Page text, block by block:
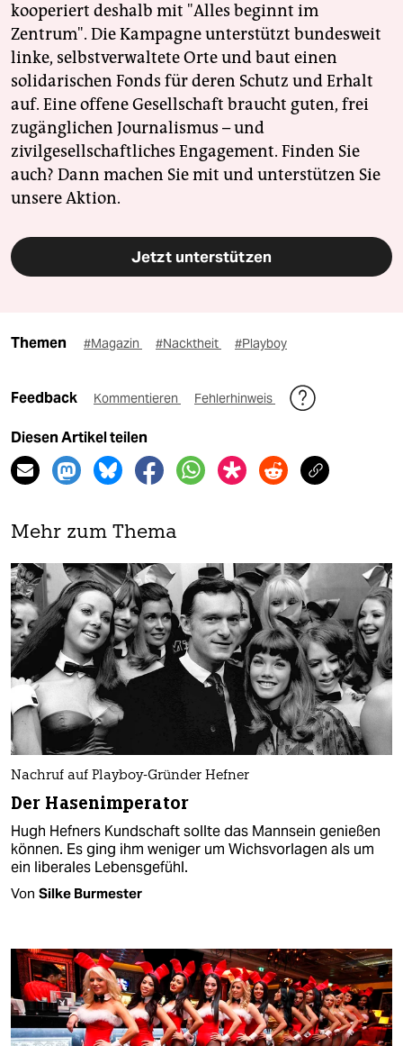
kooperiert deshalb mit "Alles beginnt im
Zentrum". Die Kampagne unterstützt bundesweit
linke, selbstverwaltete Orte und baut einen
solidarischen Fonds für deren Schutz und Erhalt
auf. Eine offene Gesellschaft braucht guten, frei
zugänglichen Journalismus – und
zivilgesellschaftliches Engagement. Finden Sie
auch? Dann machen Sie mit und unterstützen Sie
unsere Aktion.
Jetzt unterstützen
Themen #Magazin #Nacktheit #Playboy
Feedback Kommentieren Fehlerhinweis
Diesen Artikel teilen
Mehr zum Thema
Nachruf auf Playboy-Gründer Hefner
Der Hasenimperator
Hugh Hefners Kundschaft sollte das Mannsein genießen
können. Es ging ihm weniger um Wichsvorlagen als um
ein liberales Lebensgefühl.
Von Silke Burmester